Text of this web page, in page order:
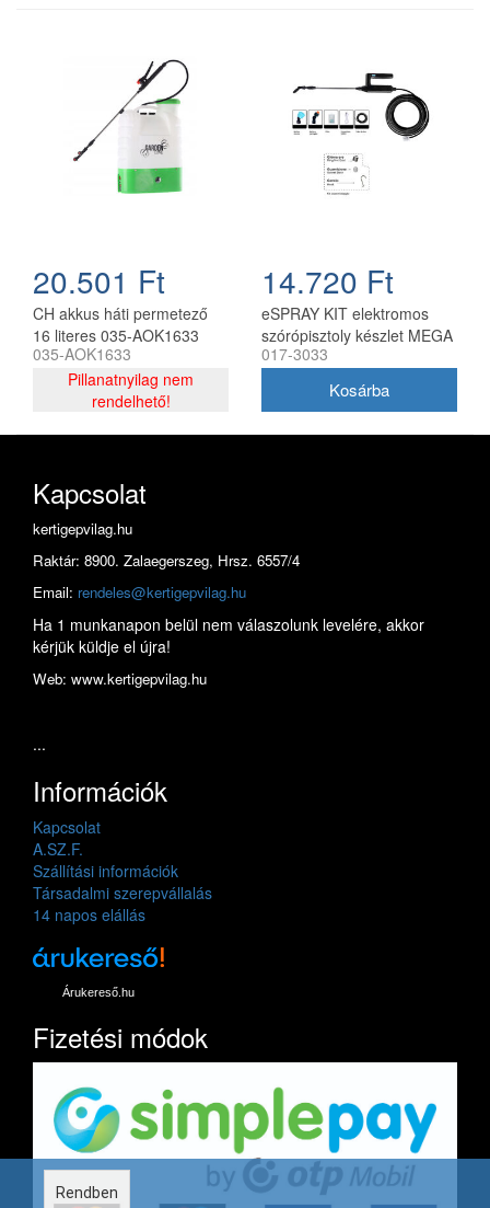
20.501 Ft
CH akkus háti permetező
16 literes 035-AOK1633
035-AOK1633
Pillanatnyilag nem
rendelhető!
14.720 Ft
eSPRAY KIT elektromos
szórópisztoly készlet MEGA
Olimpia permetezőkhöz
017-3033
Kapcsolat
kertigepvilag.hu
Raktár: 8900. Zalaegerszeg, Hrsz. 6557/4
Email: rendeles@kertigepvilag.hu
Ha 1 munkanapon belül nem válaszolunk levelére, akkor
kérjük küldje el újra!
Web: www.kertigepvilag.hu
...
Információk
Kapcsolat
A.SZ.F.
Szállítási információk
Társadalmi szerepvállalás
14 napos elállás
Árukereső.hu
Fizetési módok
Rendben